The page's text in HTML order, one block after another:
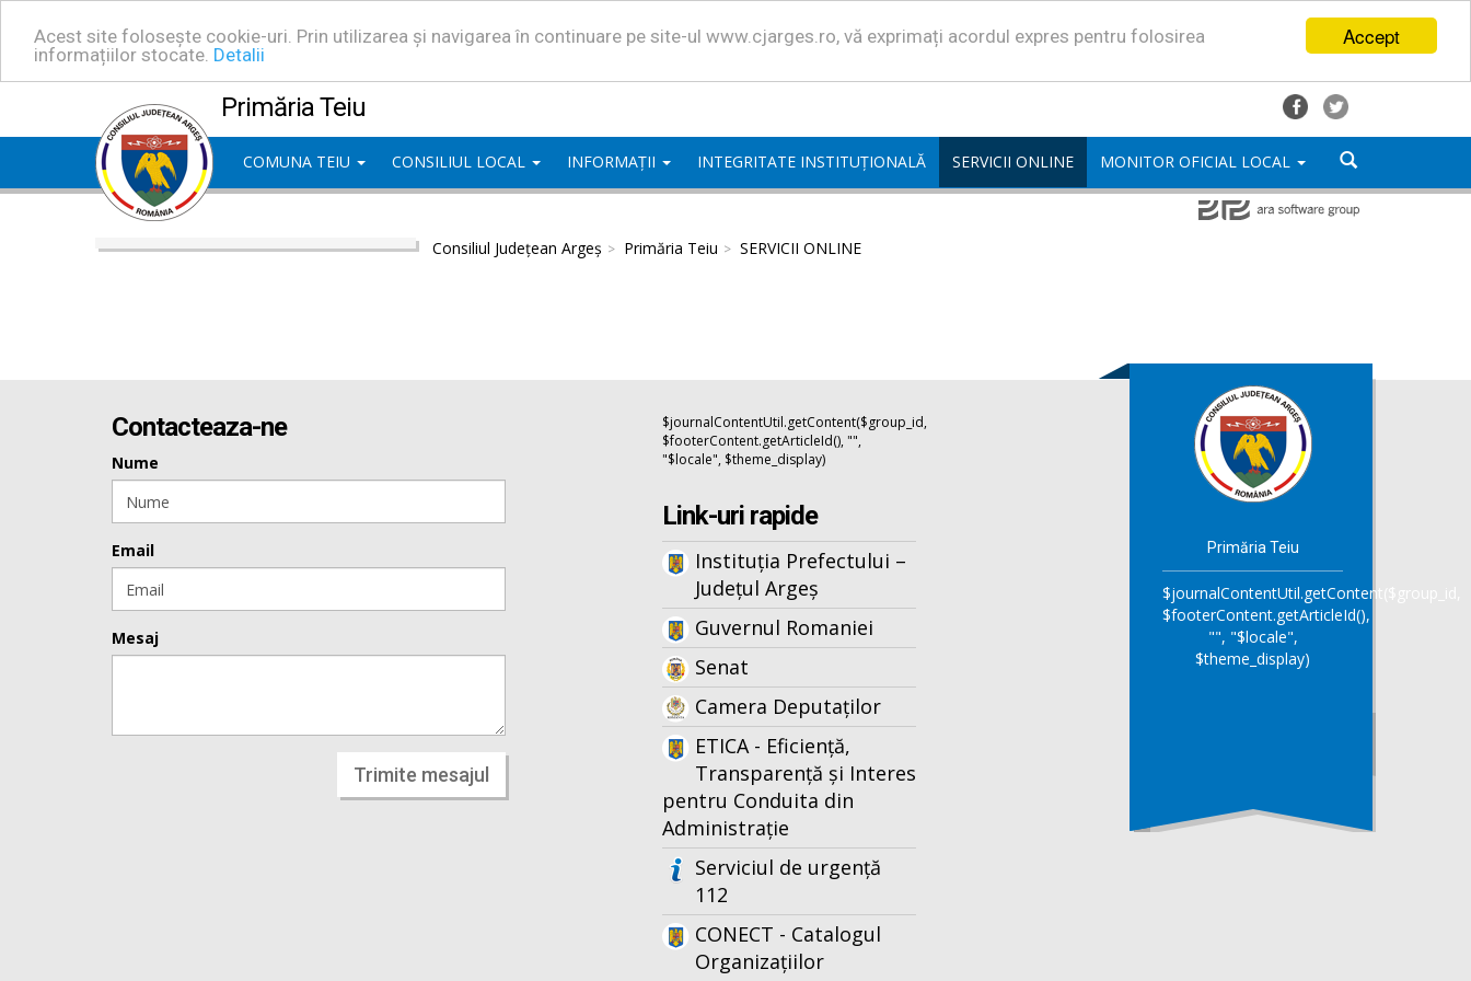
Accept
Acest site folosește cookie-uri. Prin utilizarea și navigarea în continuare pe site-ul www.cjarges.ro, vă exprimați acordul expres pentru folosirea
informațiilor stocate. Detalii
Primăria Teiu
COMUNA TEIU CONSILIUL LOCAL INFORMAȚII INTEGRITATE INSTITUȚIONALĂ SERVICII ONLINE MONITOR OFICIAL LOCAL
Consiliul Județean Argeș Primăria Teiu SERVICII ONLINE
Contacteaza-ne
Nume
Email
Mesaj
Trimite mesajul
$journalContentUtil.getContent($group_id,
$footerContent.getArticleId(), "",
"$locale", $theme_display)
Link-uri rapide
Instituția Prefectului –
Județul Argeș
Guvernul Romaniei
Senat
Camera Deputaților
ETICA - Eficiență,
Transparență și Interes
pentru Conduita din
Administrație
Serviciul de urgență
112
CONECT - Catalogul
Organizațiilor
Primăria Teiu
$journalContentUtil.getContent($group_id,
$footerContent.getArticleId(),
"", "$locale",
$theme_display)